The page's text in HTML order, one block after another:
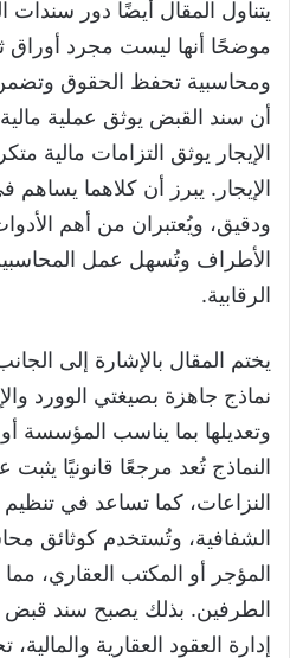
يتناول المقال أيضًا دور سندات
موضحًا أنها ليست مجرد أوراق
ومحاسبية تحفظ الحقوق
أن سند القبض يوثق عملية مالية
الإيجار يوثق التزامات مالية
الإيجار. يبرز أن كلاهما
ودقيق، ويُعتبران من أهم
الأطراف وتُسهل عمل
الرقابية.
يختم المقال بالإشارة إلى
نماذج جاهزة بصيغتي الوورد
وتعديلها بما يناسب المؤسسة
النماذج تُعد مرجعًا قانونيًا يثبت
النزاعات، كما تساعد في تنظيم
الشفافية، وتُستخدم كوثائق
المؤجر أو المكتب العقاري، مما
الطرفين. بذلك يصبح سند قبض
إدارة العقود العقارية